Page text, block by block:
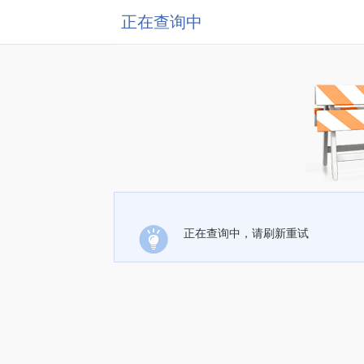
正在查询中
正在查询中，请刷新重试